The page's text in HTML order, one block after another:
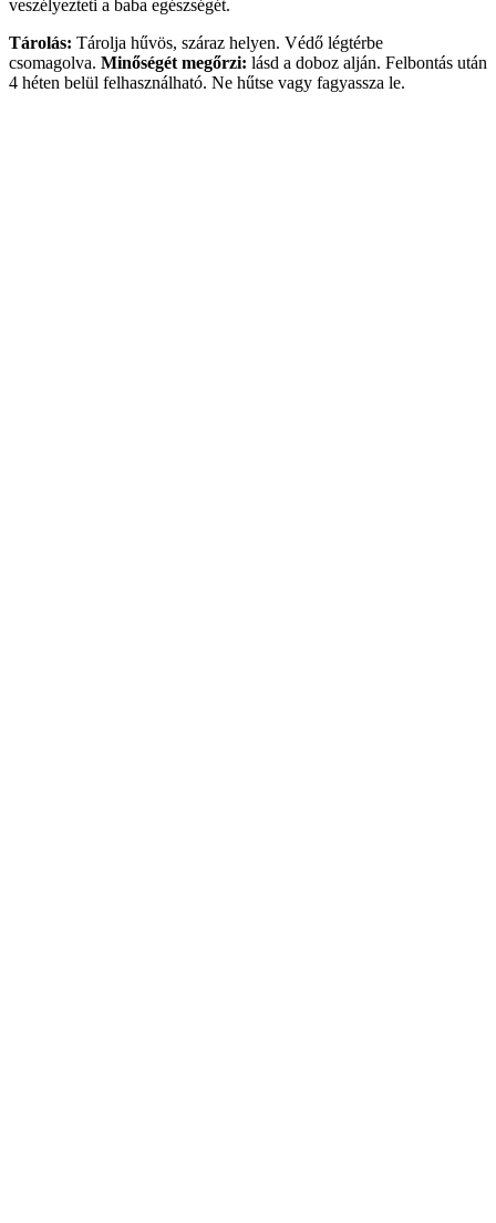
veszélyezteti a baba egészségét.
Tárolás: Tárolja hűvös, száraz helyen. Védő légtérbe
csomagolva. Minőségét megőrzi: lásd a doboz alján. Felbontás után
4 héten belül felhasználható. Ne hűtse vagy fagyassza le.